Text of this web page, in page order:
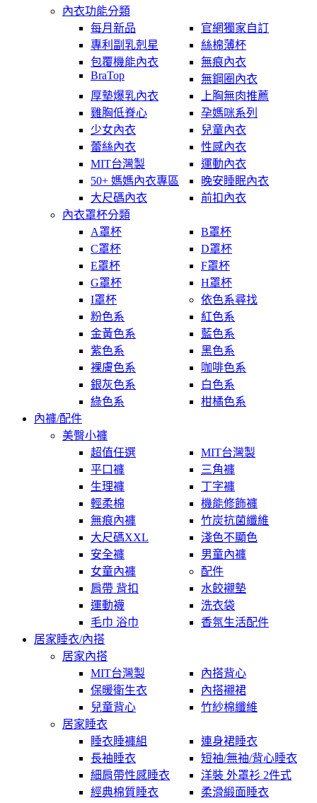
內衣功能分類
每月新品
官網獨家自訂
專利副乳剋星
絲棉薄杯
包覆機能內衣
無痕內衣
BraTop
無鋼圈內衣
厚墊爆乳內衣
上胸無肉推薦
雞胸低脊心
孕媽咪系列
少女內衣
兒童內衣
蕾絲內衣
性感內衣
MIT台灣製
運動內衣
50+ 媽媽內衣專區
晚安睡眠內衣
大尺碼內衣
前扣內衣
內衣罩杯分類
A罩杯
B罩杯
C罩杯
D罩杯
E罩杯
F罩杯
G罩杯
H罩杯
I罩杯
依色系尋找
粉色系
紅色系
金黃色系
藍色系
紫色系
黑色系
裸膚色系
咖啡色系
銀灰色系
白色系
綠色系
柑橘色系
內褲/配件
美臀小褲
超值任選
MIT台灣製
平口褲
三角褲
生理褲
丁字褲
輕柔棉
機能修飾褲
無痕內褲
竹炭抗菌纖維
大尺碼XXL
淺色不顯色
安全褲
男童內褲
女童內褲
配件
肩帶 背扣
水餃襯墊
運動襪
洗衣袋
毛巾 浴巾
香氛生活配件
居家睡衣/內搭
居家內搭
MIT台灣製
內搭背心
保暖衛生衣
內搭襯裙
兒童背心
竹紗棉纖維
居家睡衣
睡衣睡褲組
連身裙睡衣
長袖睡衣
短袖/無袖/背心睡衣
細肩帶性感睡衣
洋裝 外罩衫 2件式
經典棉質睡衣
柔滑緞面睡衣